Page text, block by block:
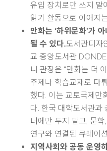
유입 장치로만 쓰지 말
읽기 활동으로 이어지
만화는 ‘하위문화’가
될 수 있다.도서관디자
교 중앙도서관
니 관장은 “만화는 더
주제나 학습교재로 다
했다. 이는 교토국제만
다. 한국 대학도서관과
너에만 두지 말고, 문학
연구와 연결된 큐레이
지역사회와 공동 운영